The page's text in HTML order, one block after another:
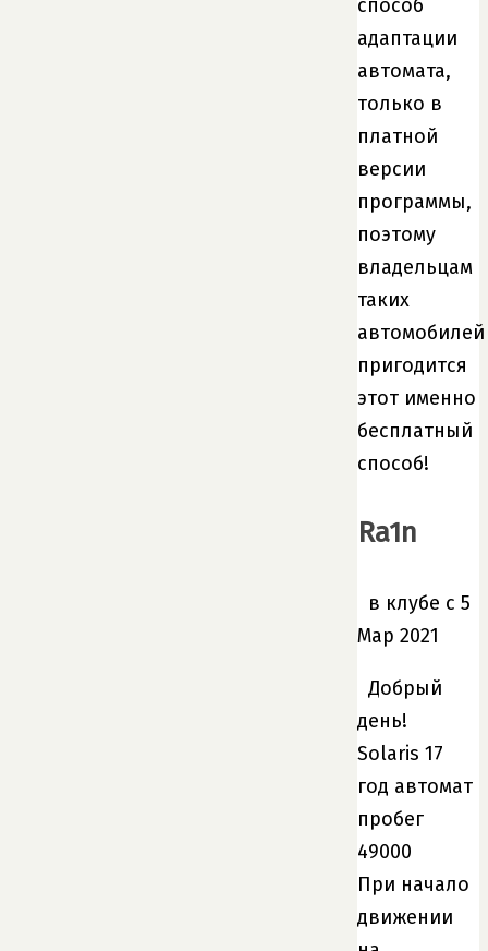
способ
адаптации
автомата,
только в
платной
версии
программы,
поэтому
владельцам
таких
автомобилей
пригодится
этот именно
бесплатный
способ!
Ra1n
в клубе с 5
Мар 2021
Добрый
день!
Solaris 17
год автомат
пробег
49000
При начало
движении